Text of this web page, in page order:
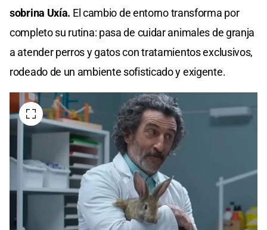
sobrina Uxía. El cambio de entorno transforma por
completo su rutina: pasa de cuidar animales de granja
a atender perros y gatos con tratamientos exclusivos,
rodeado de un ambiente sofisticado y exigente.